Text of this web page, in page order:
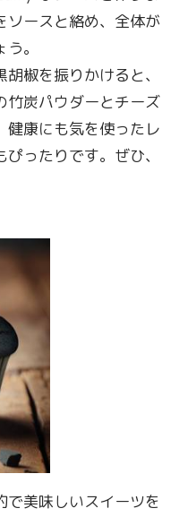
ソースと絡め、全体が
。
椒を振りかけると、
竹炭パウダーとチーズ
健康にも気を使ったレ
ったりです。ぜひ、
美味しいスイーツを